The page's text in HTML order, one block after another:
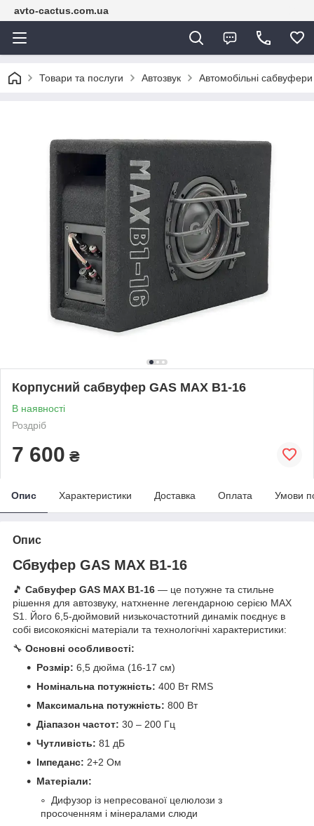
avto-cactus.com.ua
Товари та послуги Автозвук Автомобільні сабвуфери
Корпусний сабвуфер GAS MAX B1-16
В наявності
Роздріб
7 600 ₴
Опис Характеристики Доставка Оплата Умови
Опис
Cбвуфер GAS MAX B1-16
🎵 Сабвуфер GAS MAX B1-16 — це потужне та стильне
рішення для автозвуку, натхненне легендарною серією MAX
S1. Його 6,5-дюймовий низькочастотний динамік поєднує в
собі високоякісні матеріали та технологічні характеристики:
🔧 Основні особливості:
Розмір: 6,5 дюйма (16-17 см)
Номінальна потужність: 400 Вт RMS
Максимальна потужність: 800 Вт
Діапазон частот: 30 – 200 Гц
Чутливість: 81 дБ
Імпеданс: 2+2 Ом
Матеріали:
Дифузор із непресованої целюлози з
просоченням і мінералами слюди